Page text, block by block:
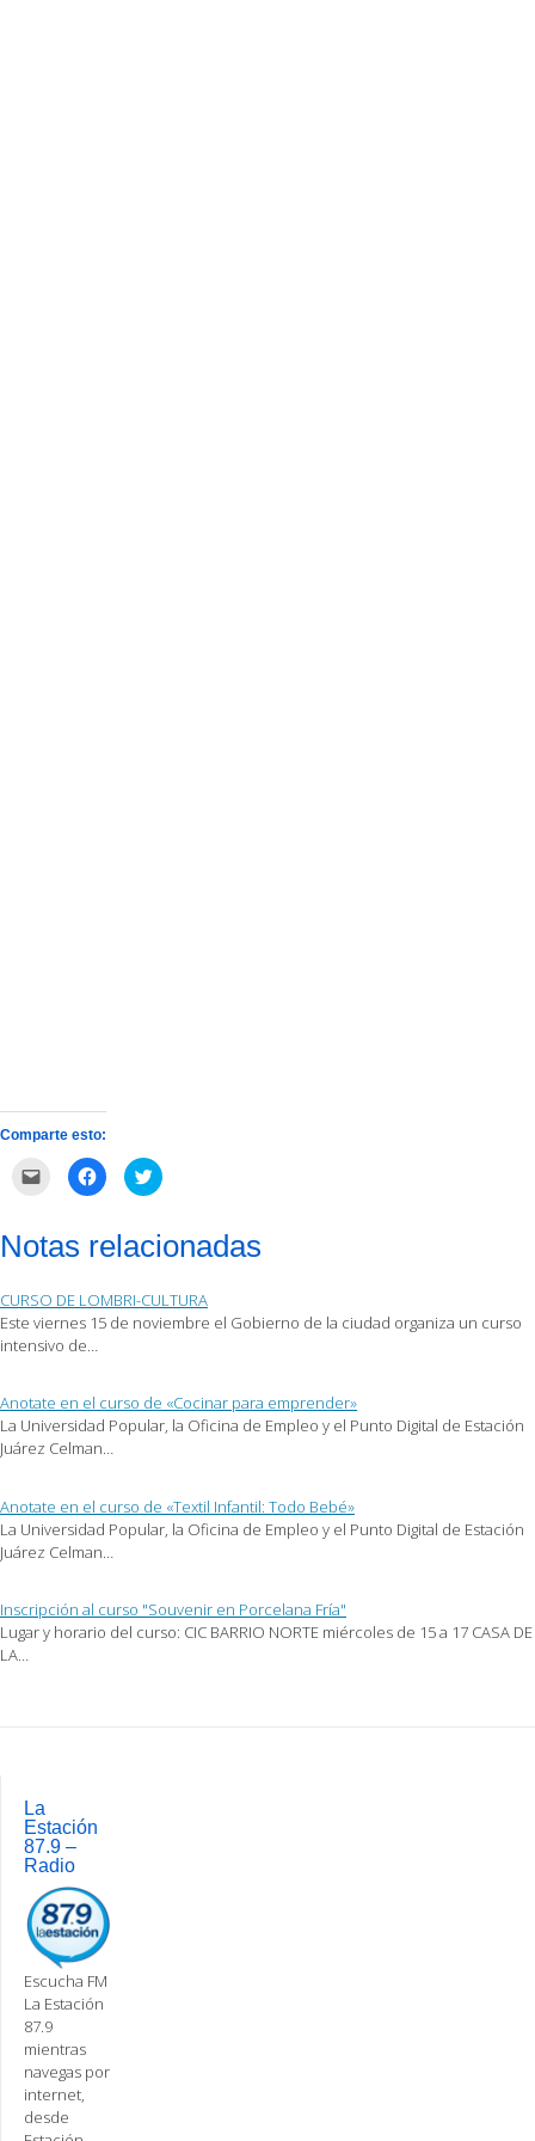
Comparte esto:
correo
electrónico
amigo
(Se
abre
en
Haz
clic
Facebook
(Se
una
ventana
nueva)
Haz
clic
en
Twitter
(Se
una
ventana
nueva)
Notas relacionadas
CURSO DE LOMBRI-CULTURA
Este viernes 15 de noviembre el Gobierno de la ciudad organiza un curso
intensivo de…
Anotate en el curso de «Cocinar para emprender»
La Universidad Popular, la Oficina de Empleo y el Punto Digital de Estación
Juárez Celman…
Anotate en el curso de «Textil Infantil: Todo Bebé»
La Universidad Popular, la Oficina de Empleo y el Punto Digital de Estación
Juárez Celman…
Inscripción al curso "Souvenir en Porcelana Fría"
Lugar y horario del curso: CIC BARRIO NORTE miércoles de 15 a 17 CASA DE
LA…
navigation
La
Estación
87.9 –
Radio
Escucha FM
La Estación
87.9
mientras
navegas por
internet,
desde